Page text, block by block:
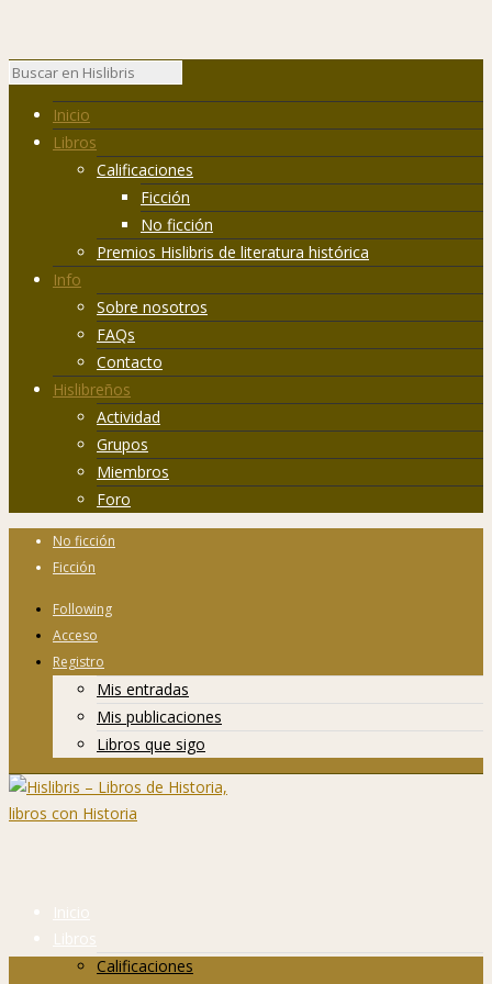
Inicio
Libros
Calificaciones
Ficción
No ficción
Premios Hislibris de literatura histórica
Info
Sobre nosotros
FAQs
Contacto
Hislibreños
Actividad
Grupos
Miembros
Foro
No ficción
Ficción
Following
Acceso
Registro
Mis entradas
Mis publicaciones
Libros que sigo
Inicio
Libros
Calificaciones